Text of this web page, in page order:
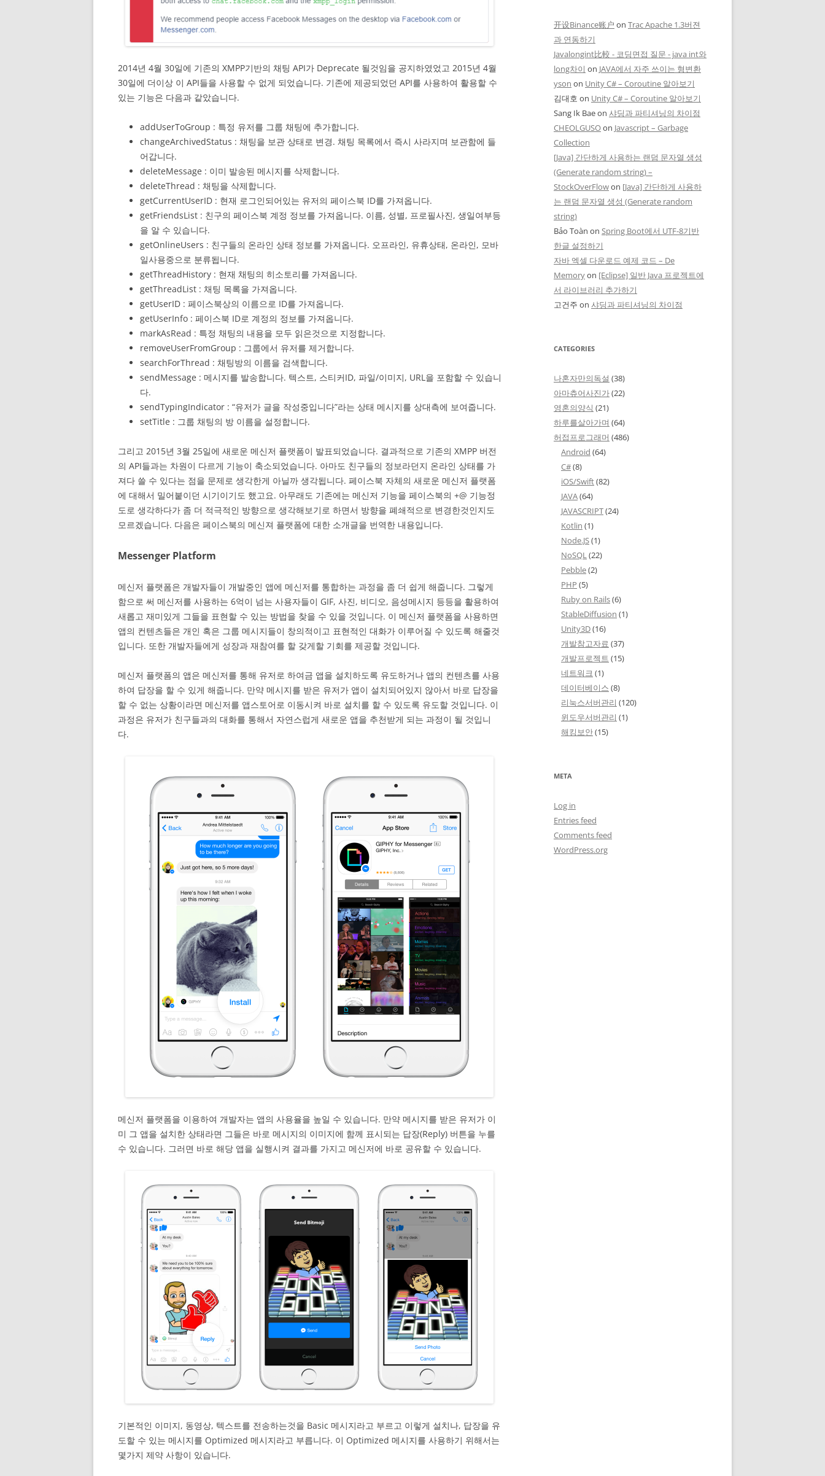
2014년 4월 30일에 기존의 XMPP기반의 채팅 API가 Deprecate 될것임을 공지하였었고 2015년 4월
30일에 더이상 이 API들을 사용할 수 없게 되었습니다. 기존에 제공되었던 API를 사용하여 활용할 수
있는 기능은 다음과 같았습니다.
addUserToGroup : 특정 유저를 그룹 채팅에 추가합니다.
changeArchivedStatus : 채팅을 보관 상태로 변경. 채팅 목록에서 즉시 사라지며 보관함에 들
어갑니다.
deleteMessage : 이미 발송된 메시지를 삭제합니다.
deleteThread : 채팅을 삭제합니다.
getCurrentUserID : 현재 로그인되어있는 유저의 페이스북 ID를 가져옵니다.
getFriendsList : 친구의 페이스북 계정 정보를 가져옵니다. 이름, 성별, 프로필사진, 생일여부등
을 알 수 있습니다.
getOnlineUsers : 친구들의 온라인 상태 정보를 가져옵니다. 오프라인, 유휴상태, 온라인, 모바
일사용중으로 분류됩니다.
getThreadHistory : 현재 채팅의 히소토리를 가져옵니다.
getThreadList : 채팅 목록을 가져옵니다.
getUserID : 페이스북상의 이름으로 ID를 가져옵니다.
getUserInfo : 페이스북 ID로 계정의 정보를 가져옵니다.
markAsRead : 특정 채팅의 내용을 모두 읽은것으로 지정합니다.
removeUserFromGroup : 그룹에서 유저를 제거합니다.
searchForThread : 채팅방의 이름을 검색합니다.
sendMessage : 메시지를 발송합니다. 텍스트, 스티커ID, 파일/이미지, URL을 포함할 수 있습니
다.
sendTypingIndicator : “유저가 글을 작성중입니다”라는 상태 메시지를 상대측에 보여줍니다.
setTitle : 그룹 채팅의 방 이름을 설정합니다.
그리고 2015년 3월 25일에 새로운 메신저 플랫폼이 발표되었습니다. 결과적으로 기존의 XMPP 버전
의 API들과는 차원이 다르게 기능이 축소되었습니다. 아마도 친구들의 정보라던지 온라인 상태를 가
져다 쓸 수 있다는 점을 문제로 생각한게 아닐까 생각됩니다. 페이스북 자체의 새로운 메신저 플랫폼
에 대해서 밀어붙이던 시기이기도 했고요. 아무래도 기존에는 메신저 기능을 페이스북의 +@ 기능정
도로 생각하다가 좀 더 적극적인 방향으로 생각해보기로 하면서 방향을 폐쇄적으로 변경한것인지도
모르겠습니다. 다음은 페이스북의 메신져 플랫폼에 대한 소개글을 번역한 내용입니다.
Messenger Platform
메신저 플랫폼은 개발자들이 개발중인 앱에 메신저를 통합하는 과정을 좀 더 쉽게 해줍니다. 그렇게
함으로 써 메신저를 사용하는 6억이 넘는 사용자들이 GIF, 사진, 비디오, 음성메시지 등등을 활용하여
새롭고 재미있게 그들을 표현할 수 있는 방법을 찾을 수 있을 것입니다. 이 메신저 플랫폼을 사용하면
앱의 컨텐츠들은 개인 혹은 그룹 메시지들이 창의적이고 표현적인 대화가 이루어질 수 있도록 해줄것
입니다. 또한 개발자들에게 성장과 재참여를 할 갖게할 기회를 제공할 것입니다.
메신저 플랫폼의 앱은 메신저를 통해 유저로 하여금 앱을 설치하도록 유도하거나 앱의 컨텐츠를 사용
하여 답장을 할 수 있게 해줍니다. 만약 메시지를 받은 유저가 앱이 설치되어있지 않아서 바로 답장을
할 수 없는 상황이라면 메신저를 앱스토어로 이동시켜 바로 설치를 할 수 있도록 유도할 것입니다. 이
과정은 유저가 친구들과의 대화를 통해서 자연스럽게 새로운 앱을 추천받게 되는 과정이 될 것입니
다.
메신저 플랫폼을 이용하여 개발자는 앱의 사용율을 높일 수 있습니다. 만약 메시지를 받은 유저가 이
미 그 앱을 설치한 상태라면 그들은 바로 메시지의 이미지에 함께 표시되는 답장(Reply) 버튼을 누를
수 있습니다. 그러면 바로 해당 앱을 실행시켜 결과를 가지고 메신저에 바로 공유할 수 있습니다.
기본적인 이미지, 동영상, 텍스트를 전송하는것을 Basic 메시지라고 부르고 이렇게 설치나, 답장을 유
도할 수 있는 메시지를 Optimized 메시지라고 부릅니다. 이 Optimized 메시지를 사용하기 위해서는
몇가지 제약 사항이 있습니다.
开设Binance账户 on Trac Apache 1.3버젼
과 연동하기
Javalongint比較 - 코딩면접 질문 - java int와
long차이 on JAVA에서 자주 쓰이는 형변환
yson on Unity C# – Coroutine 알아보기
김대호 on Unity C# – Coroutine 알아보기
Sang Ik Baeon 샤딩과 파티셔닝의 차이점
CHEOLGUSOon Javascript – Garbage
Collection
[Java] 간단하게 사용하는 랜덤 문자열 생성
(Generate random string) –
StockOverFlowon [Java] 간단하게 사용하
는 랜덤 문자열 생성 (Generate random
string)
Bảo Toàn on Spring Boot에서 UTF-8기반
한글 설정하기
자바 엑셀 다운로드 예제 코드 – De
Memoryon [Eclipse] 일반 Java 프로젝트에
서 라이브러리 추가하기
고건주 on 샤딩과 파티셔닝의 차이점
CATEGORIES
나혼자만의독설 (38)
아마츄어사진가(22)
영혼의양식 (21)
하루를살아가며 (64)
허접프로그래머 (486)
Android (64)
C#(8)
iOS/Swift(82)
JAVA(64)
JAVASCRIPT(24)
Kotlin (1)
Node.JS(1)
NoSQL(22)
Pebble(2)
PHP (5)
Ruby on Rails(6)
StableDiffusion (1)
Unity3D(16)
개발참고자료 (37)
개발프로젝트 (15)
네트워크 (1)
데이터베이스 (8)
리눅스서버관리 (120)
윈도우서버관리 (1)
해킹보안(15)
META
Log in
Entries feed
Comments feed
WordPress.org